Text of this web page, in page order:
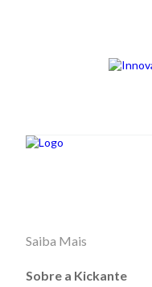
Saiba Mais
Sobre a Kickante